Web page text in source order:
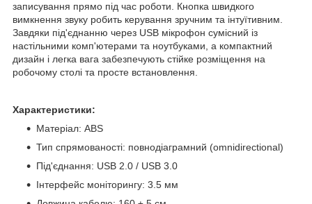
записування прямо під час роботи. Кнопка швидкого
вимкнення звуку робить керування зручним та інтуїтивним.
Завдяки під'єднанню через USB мікрофон сумісний із
настільними комп'ютерами та ноутбуками, а компактний
дизайн і легка вага забезпечують стійке розміщення на
робочому столі та просте встановлення.
Характеристики:
Матеріал: ABS
Тип спрямованості: повнодіаграмний (omnidirectional)
Під'єднання: USB 2.0 / USB 3.0
Інтерфейс моніторингу: 3.5 мм